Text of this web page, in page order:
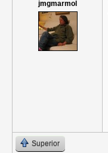
jmgmarmol
Superior